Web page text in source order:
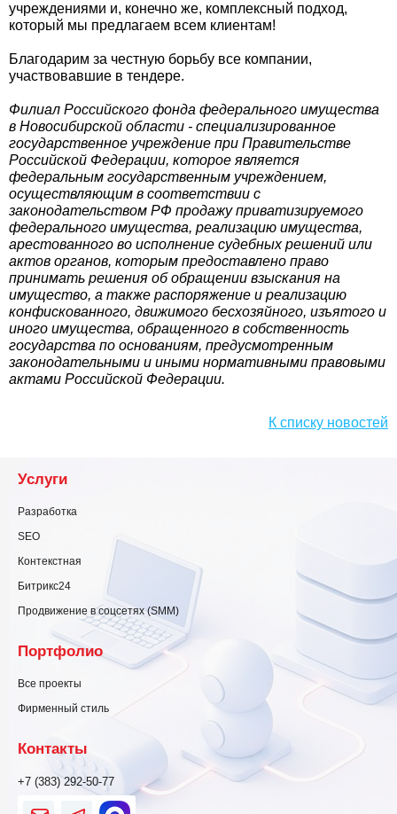
учреждениями и, конечно же, комплексный подход,
который мы предлагаем всем клиентам!
Благодарим за честную борьбу все компании,
участвовавшие в тендере.
Филиал Российского фонда федерального имущества
в Новосибирской области - специализированное
государственное учреждение при Правительстве
Российской Федерации, которое является
федеральным государственным учреждением,
осуществляющим в соответствии с
законодательством РФ продажу приватизируемого
федерального имущества, реализацию имущества,
арестованного во исполнение судебных решений или
актов органов, которым предоставлено право
принимать решения об обращении взыскания на
имущество, а также распоряжение и реализацию
конфискованного, движимого бесхозяйного, изъятого и
иного имущества, обращенного в собственность
государства по основаниям, предусмотренным
законодательными и иными нормативными правовыми
актами Российской Федерации.
К списку новостей
Услуги
Разработка
SEO
Контекстная
Битрикс24
Продвижение в соцсетях (SMM)
Портфолио
Все проекты
Фирменный стиль
Контакты
+7 (383) 292-50-77